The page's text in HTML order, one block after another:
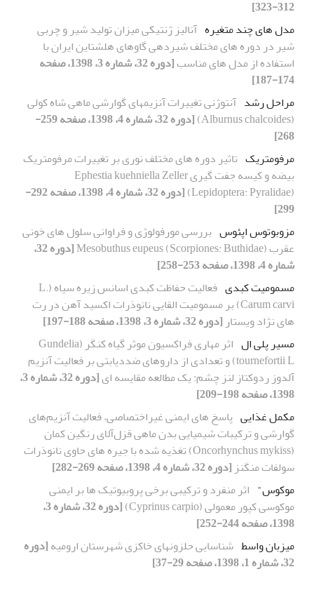
312-323]
مدل های چند متغیره آنالیز ژنتیکی میزان تولید شیر و چربی
شیر در دوره های مختلف شیردهی گاوهای هلشتاین ایران با
استفاده از مدل های مناسب
[دوره 32، شماره 3، 1398، صفحه
174-187]
مراحل رشد آنتوژنی تغییرات آنزیمهای گوارشی ماهی شاه کولی
(Alburnus chalcoides)
[دوره 32، شماره 4، 1398، صفحه 259-
268]
مرفومتریک تاثیر دوره های مختلف نوری بر تغییرات مرفومتریک
بیضه و کیسه جفت گیری Ephestia kuehniella Zeller
(Lepidoptera: Pyralidae)
[دوره 32، شماره 4، 1398، صفحه 292-
299]
مزوبوتوس اپئوس بررسی مورفولوژی و فراوانی سلول های خونی
عقرب Mesobuthus eupeus (Scorpiones: Buthidae)
[دوره 32،
شماره 4، 1398، صفحه 253-258]
مسمومیت کبدی
فعالیت حفاظت کبدی اسانس زیره سیاه (L.
Carum carvi) بر مسمومیت القایی نانوذرات اکسید آهن در رت
های نژاد ویستار [دوره 32، شماره 3، 1398، صفحه 188-197]
مسیر پلی ال
اثر مهاری فراکسیون موثر گیاه کنگر (Gundelia
tournefortii L) و تعدادی از داروهای ضددیابتی بر فعالیت آنزیم
آلدوز ردوکتاز لنز چشم: یک مطالعه مقایسه ای
[دوره 32، شماره 3،
1398، صفحه 198-209]
مکمل غذایی پاسخ های ایمنی غیر‌اختصاصی، فعالیت آنزیم‌های
گوارشی و ترکیبات شیمیایی بدن ماهی قزل‌آلای رنگین کمان
(Oncorhynchus mykiss) تغذیه شده با جیره های حاوی نانوذرات
سولفات منگنز [دوره 32، شماره 4، 1398، صفحه 269-282]
موکوس" اثر منفرد و ترکیبی برخی پروبیوتیک ها بر ایمنی
موکوسی کپور معمولی (Cyprinus carpio)
[دوره 32، شماره 3،
1398، صفحه 244-252]
میزبان واسط شناسایی حلزونهای خاکزی شهرستان ارومیه[دوره
32، شماره 1، 1398، صفحه 29-37]